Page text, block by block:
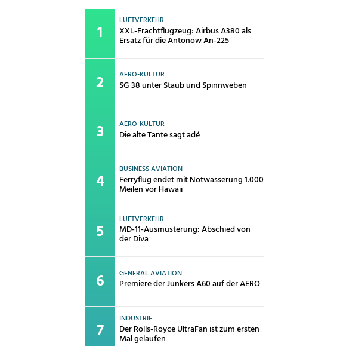
LUFTVERKEHR
XXL-Frachtflugzeug: Airbus A380 als
Ersatz für die Antonow An-225
AERO-KULTUR
SG 38 unter Staub und Spinnweben
AERO-KULTUR
Die alte Tante sagt adé
BUSINESS AVIATION
Ferryflug endet mit Notwasserung 1.000
Meilen vor Hawaii
LUFTVERKEHR
MD-11-Ausmusterung: Abschied von
der Diva
GENERAL AVIATION
Premiere der Junkers A60 auf der AERO
INDUSTRIE
Der Rolls-Royce UltraFan ist zum ersten
Mal gelaufen